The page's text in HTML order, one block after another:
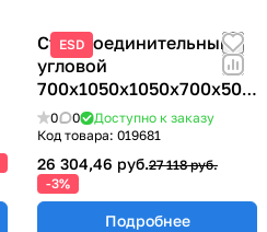
ESD
Стол соединительный
угловой
700х1050х1050х700х500
мм СCУ-700КП
0 0
Доступно к заказу
Код товара: 019681
26 304,46 руб.27 118 руб.
-3%
Подробнее